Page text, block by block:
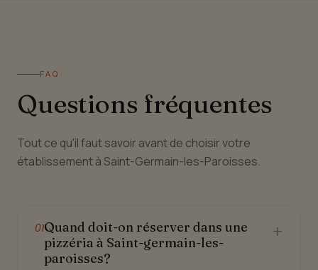
FAQ
Questions fréquentes
Tout ce qu'il faut savoir avant de choisir votre
établissement à Saint-Germain-les-Paroisses.
01Quand doit-on réserver dans une
pizzéria à Saint-germain-les-
paroisses?
+